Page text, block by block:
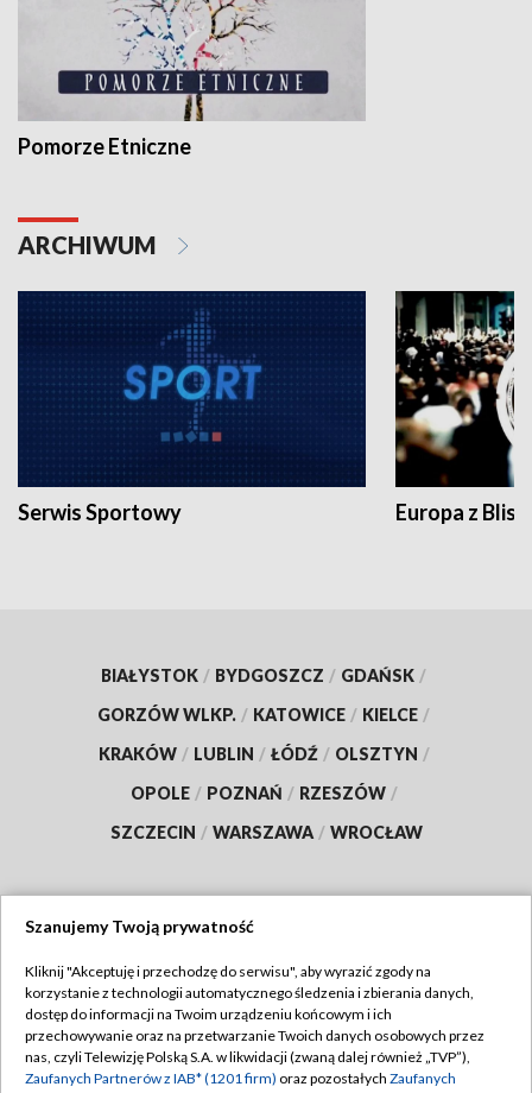
Pomorze Etniczne
ARCHIWUM
Serwis Sportowy Europa z
BIAŁYSTOK / BYDGOSZCZ / GDAŃSK /
GORZÓW WLKP. / KATOWICE / KIELCE /
KRAKÓW / LUBLIN / ŁÓDŹ / OLSZTYN /
OPOLE / POZNAŃ / RZESZÓW /
SZCZECIN / WARSZAWA / WROCŁAW
TVP
Abonament TVP
Emisja w TVP
Regulamin TVP
Polityka prywatności
Szanujemy Twoją prywatność
Kliknij "Akceptuję i przechodzę do serwisu", aby wyrazić zgody na
korzystanie z technologii automatycznego śledzenia i zbierania danych,
dostęp do informacji na Twoim urządzeniu końcowym i ich
przechowywanie oraz na przetwarzanie Twoich danych osobowych przez
nas, czyli Telewizję Polską S.A. w likwidacji (zwaną dalej również „TVP”),
Zaufanych Partnerów z IAB* (1201 firm) oraz pozostałych Zaufanych